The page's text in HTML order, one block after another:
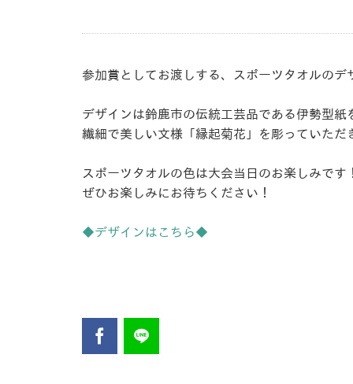
参加賞としてお渡しする、スポーツタオルのデ
デザインは鈴鹿市の伝統工芸品である伊勢型紙
繊細で美しい文様「縁起菊花」を彫っていただ
スポーツタオルの色は大会当日のお楽しみです！
ぜひお楽しみにお待ちください！
◆デザインはこちら◆